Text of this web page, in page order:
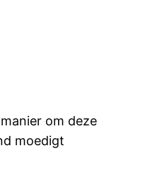
om deze
moedigt